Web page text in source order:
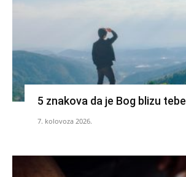
5 znakova da je Bog blizu tebe
7. kolovoza 2026.